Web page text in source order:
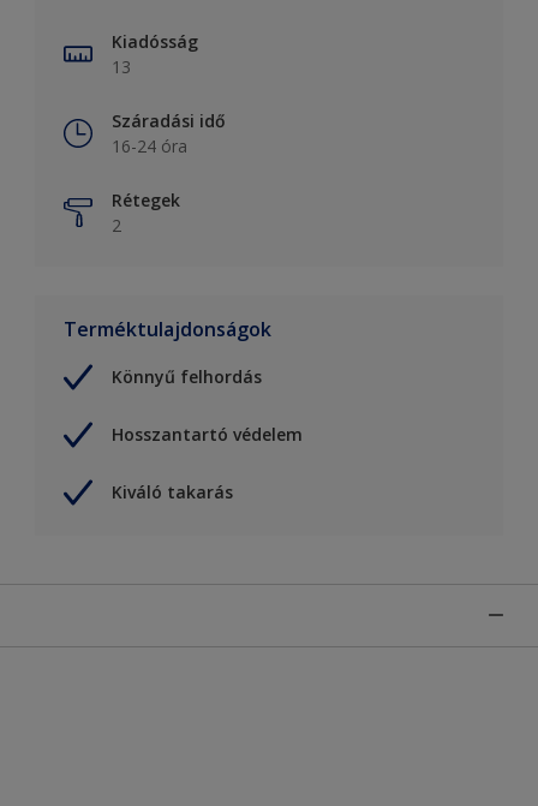
Kiadósság
13
Száradási idő
16-24 óra
Rétegek
2
Terméktulajdonságok
Könnyű felhordás
Hosszantartó védelem
Kiváló takarás